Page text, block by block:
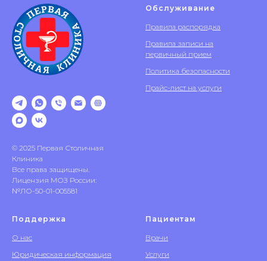
© 2025 Первая Столичная
Клиника
Все права защищены.
Лицензия МОЗ России:
№ЛО-50-01-005581
Обслуживание
Правила распорядка
Правила записи на
первичный прием
Политика безопасности
Прайс-лист на услуги
Поддержка
О нас
Юридическая информация
Пациентам
Врачи
Услуги